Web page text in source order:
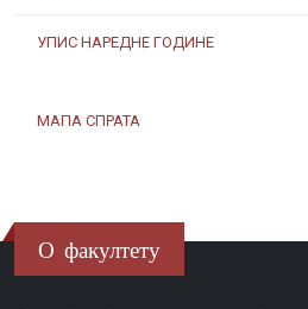
УПИС НАРЕДНЕ ГОДИНЕ
МАПА СПРАТА
О факултету